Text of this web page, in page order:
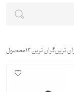
ترینگران ترین13محصول